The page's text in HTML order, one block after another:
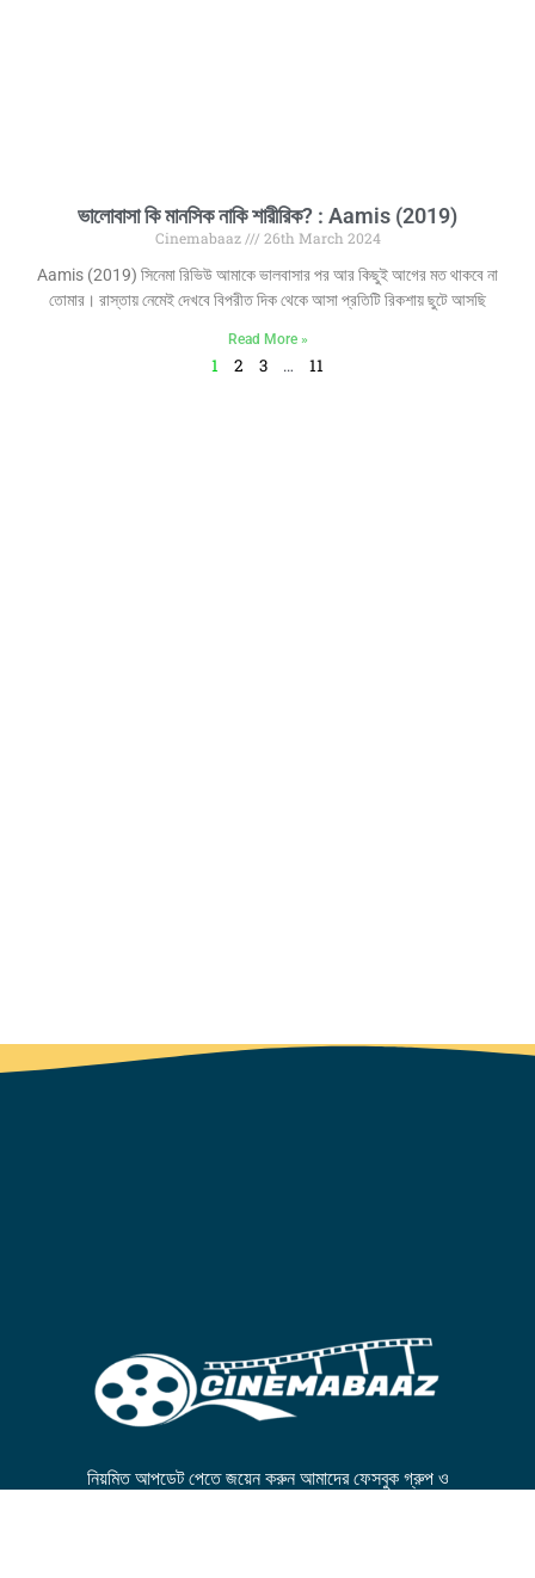
ভালোবাসা কি মানসিক নাকি শারীরিক? : Aamis (2019)
Cinemabaaz
26th March 2024
Aamis (2019) সিনেমা রিভিউ আমাকে ভালবাসার পর আর কিছুই আগের মত থাকবে না
তোমার। রাস্তায় নেমেই দেখবে বিপরীত দিক থেকে আসা প্রতিটি রিকশায় ছুটে আসছি
Read More »
1 2 3 … 11
নিয়মিত আপডেট পেতে জয়েন করুন আমাদের ফেসবুক গ্রুপ ও